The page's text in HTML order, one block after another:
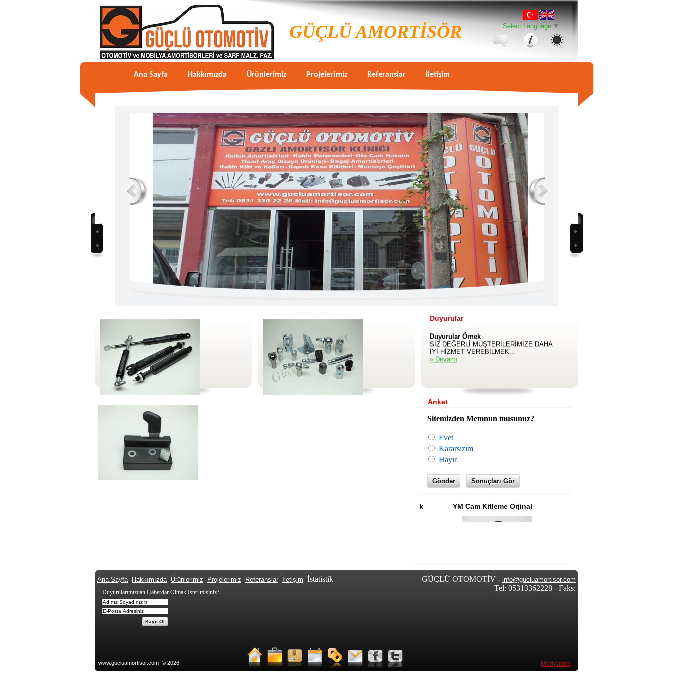
GÜÇLÜ AMORTİSÖR Select Language ▼
Ana Sayfa Hakkımızda Ürünlerimiz Projelerimiz Referanslar İletişim
Duyurular
SİZ DEĞERLİ MÜŞTERİLERİMİZE DAHA
İYİ HİZMET VEREBİLMEK...
» Devamı
Anket
Sitemizden Memnun musunuz?
Evet
Kararsızım
Hayır
YM Cam Kitleme Orjinal
Ana Sayfa Hakkımızda Ürünlerimiz Projelerimiz Referanslar İletişim İstatistik GÜÇLÜ OTOMOTİV - info@gucluamortisor.com
Tel: 05313362228 - Faks:
Duyurularımızdan Haberdar Olmak İster misiniz?
www.gucluamortisor.com © 2026 Medyabim